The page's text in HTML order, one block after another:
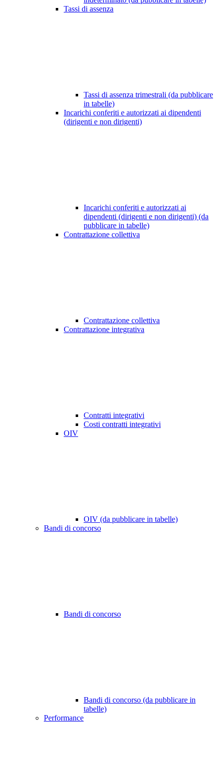
Tassi di assenza
Tassi di assenza trimestrali (da pubblicare
in tabelle)
Incarichi conferiti e autorizzati ai dipendenti
(dirigenti e non dirigenti)
Incarichi conferiti e autorizzati ai
dipendenti (dirigenti e non dirigenti) (da
pubblicare in tabelle)
Contrattazione collettiva
Contrattazione collettiva
Contrattazione integrativa
Contratti integrativi
Costi contratti integrativi
OIV
OIV (da pubblicare in tabelle)
Bandi di concorso
Bandi di concorso
Bandi di concorso (da pubblicare in
tabelle)
Performance